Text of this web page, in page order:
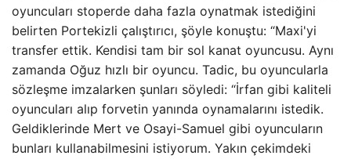
oyuncuları stoperde daha fazla oynatmak istediğini
belirten Portekizli çalıştırıcı, şöyle konuştu: “Maxi'yi
transfer ettik. Kendisi tam bir sol kanat oyuncusu. Aynı
zamanda Oğuz hızlı bir oyuncu. Tadic, bu oyuncularla
sözleşme imzalarken şunları söyledi: “İrfan gibi kaliteli
oyuncuları alıp forvetin yanında oynamalarını istedik.
Geldiklerinde Mert ve Osayi-Samuel gibi oyuncuların
bunları kullanabilmesini istiyorum. Yakın çekimdeki